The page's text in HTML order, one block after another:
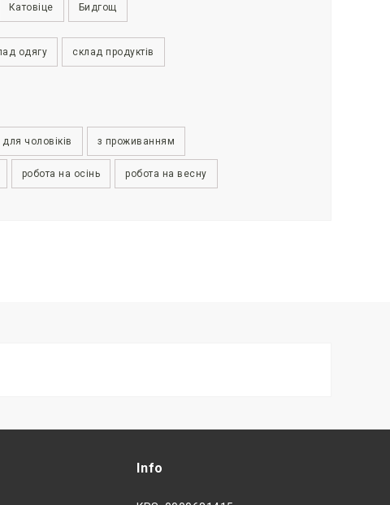
Катовіце Бидгощ
одягу склад продуктів
для чоловіків з проживанням
робота на осінь робота на весну
Info